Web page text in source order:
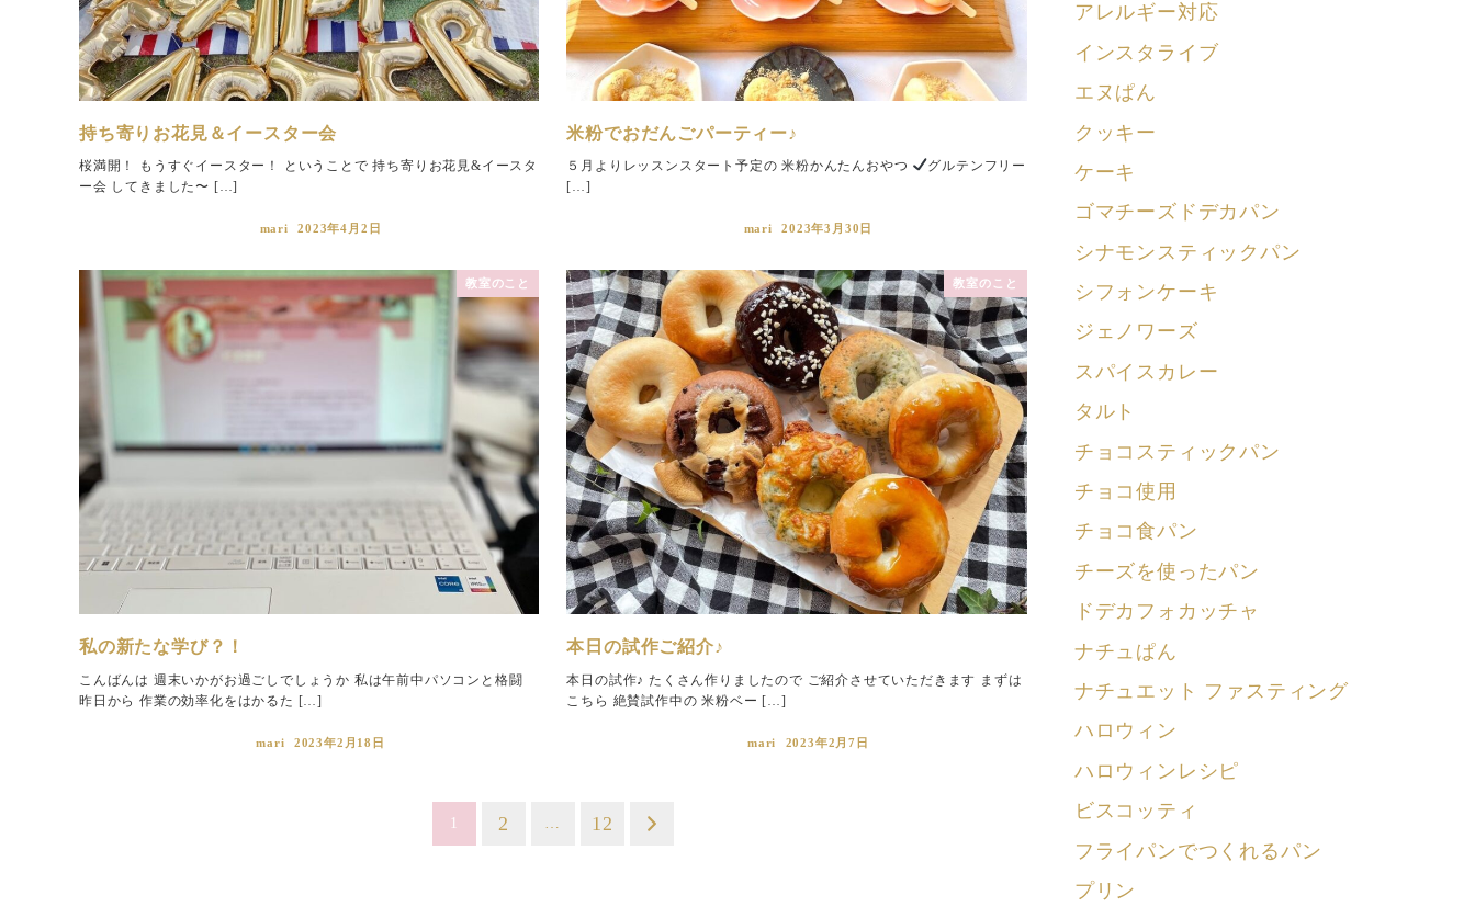
持ち寄りお花見＆イースター会
桜満開！ もうすぐイースター！ ということで 持ち寄りお花見&イースタ
ー会 してきました〜 […]
mari 2023年4月2日
米粉でおだんごパーティー♪
５月よりレッスンスタート予定の 米粉かんたんおやつ
グルテンフリー
[…]
mari 2023年3月30日
教室のこと
私の新たな学び？！
こんばんは 週末いかがお過ごしでしょうか 私は午前中パソコンと格闘
昨日から 作業の効率化をはかるた […]
mari 2023年2月18日
教室のこと
本日の試作ご紹介♪
本日の試作♪ たくさん作りましたので ご紹介させていただきます まずは
こちら 絶賛試作中の 米粉ベー […]
mari 2023年2月7日
1 2 … 12
アレルギー対応
インスタライブ
エヌぱん
クッキー
ケーキ
ゴマチーズドデカパン
シナモンスティックパン
シフォンケーキ
ジェノワーズ
スパイスカレー
タルト
チョコスティックパン
チョコ使用
チョコ食パン
チーズを使ったパン
ドデカフォカッチャ
ナチュぱん
ナチュエット ファスティング
ハロウィン
ハロウィンレシピ
ビスコッティ
フライパンでつくれるパン
プリン